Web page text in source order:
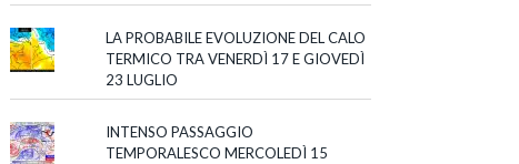
LA PROBABILE EVOLUZIONE DEL CALO
TERMICO TRA VENERDÌ 17 E GIOVEDÌ
23 LUGLIO
INTENSO PASSAGGIO
TEMPORALESCO MERCOLEDÌ 15